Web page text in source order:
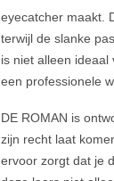
eyecatcher maakt.
terwijl de slanke
is niet alleen
een professionele
DE ROMAN is
zijn recht laat
ervoor zorgt dat je